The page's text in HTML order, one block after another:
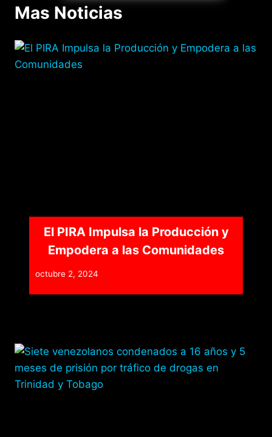
p o
k
er
tir
Mas Noticias
El PIRA Impulsa la Producción y
Empodera a las Comunidades
octubre 2, 2024